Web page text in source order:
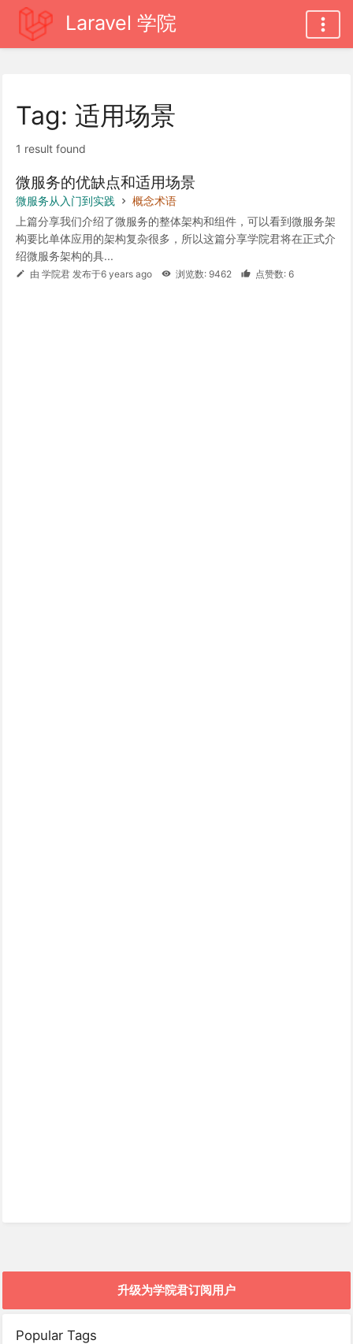
Laravel 学院
Tag: 适用场景
1 result found
微服务的优缺点和适用场景
微服务从入门到实践
概念术语
上篇分享我们介绍了微服务的整体架构和组件，可以看到微服务架
构要比单体应用的架构复杂很多，所以这篇分享学院君将在正式介
绍微服务架构的具...
由 学院君 发布于6 years ago 浏览数: 9462 点赞数: 6
升级为学院君订阅用户
Popular Tags